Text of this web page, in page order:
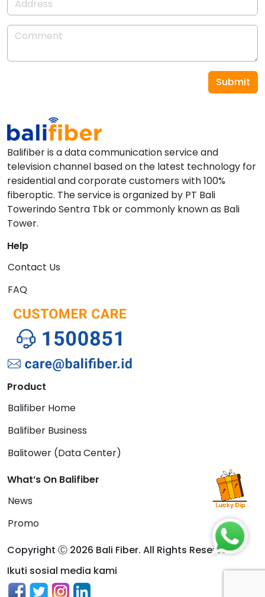
Submit
Balifiber is a data communication service and
television channel based on the latest technology for
residential and corporate customers with 100%
fiberoptic. The service is organized by PT Bali
Towerindo Sentra Tbk or commonly known as Bali
Tower.
Help
Contact Us
FAQ
Product
Balifiber Home
Balifiber Business
Balitower (Data Center)
What’s On Balifiber
News
Promo
Copyright Ⓒ 2026 Bali Fiber. All Rights Reserved.
Ikuti sosial media kami